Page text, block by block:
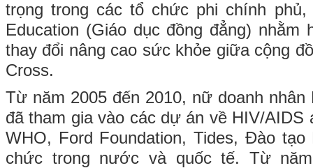
trọng trong các tổ chức phi chính
Education (Giáo dục đồng đẳng)
thay đổi nâng cao sức khỏe giữa cộng
Cross.
Từ năm 2005 đến 2010, nữ doanh
đã tham gia vào các dự án về HIV/AIDS
WHO, Ford Foundation, Tides, Đào
chức trong nước và quốc tế. Từ